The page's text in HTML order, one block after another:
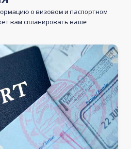
о визовом и паспортном
вам спланировать ваше